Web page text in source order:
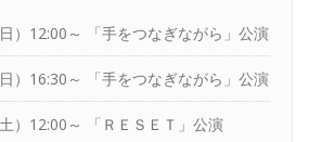
）12:00～ 「手をつなぎながら」公演
）16:30～ 「手をつなぎながら」公演
）12:00～ 「ＲＥＳＥＴ」公演